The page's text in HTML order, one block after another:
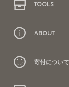
TOOLS
ABOUT
寄付について